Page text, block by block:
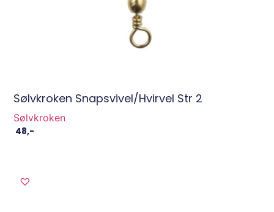
Sølvkroken Snapsvivel/hvirvel Str 2
Sølvkroken
48,-